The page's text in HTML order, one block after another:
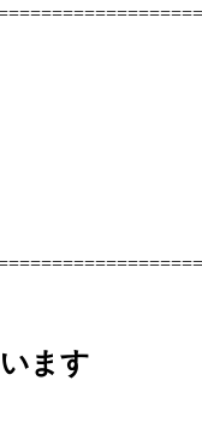
ます